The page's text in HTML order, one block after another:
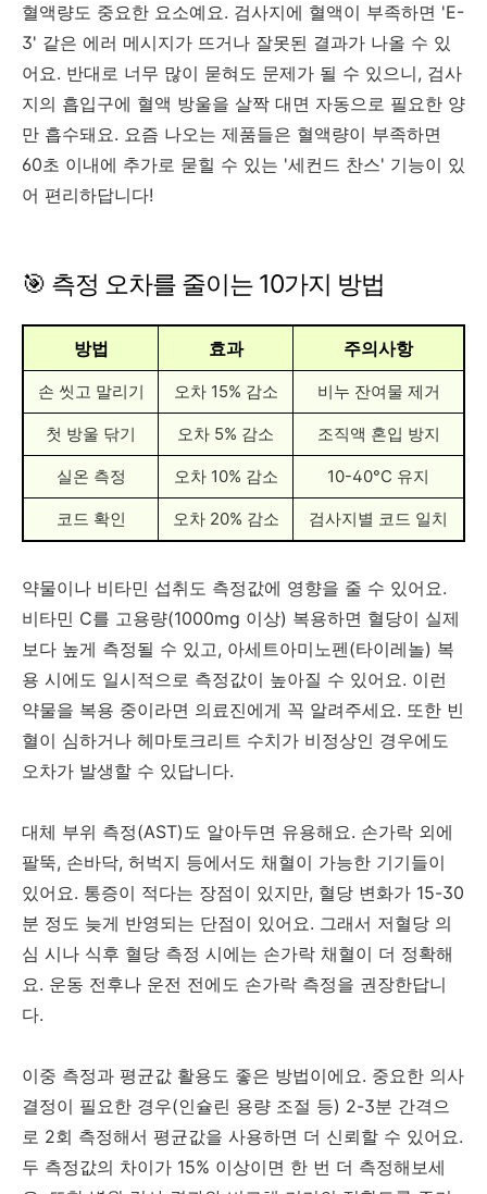
혈액량도 중요한 요소예요. 검사지에 혈액이 부족하면 'E-
3' 같은 에러 메시지가 뜨거나 잘못된 결과가 나올 수 있
어요. 반대로 너무 많이 묻혀도 문제가 될 수 있으니, 검사
지의 흡입구에 혈액 방울을 살짝 대면 자동으로 필요한 양
만 흡수돼요. 요즘 나오는 제품들은 혈액량이 부족하면
60초 이내에 추가로 묻힐 수 있는 '세컨드 찬스' 기능이 있
어 편리하답니다!
🎯 측정 오차를 줄이는 10가지 방법
방법 효과 주의사항
손 씻고 말리기 오차 15% 감소 비누 잔여물 제거
첫 방울 닦기 오차 5% 감소 조직액 혼입 방지
실온 측정 오차 10% 감소 10-40°C 유지
코드 확인 오차 20% 감소 검사지별 코드 일치
약물이나 비타민 섭취도 측정값에 영향을 줄 수 있어요.
비타민 C를 고용량(1000mg 이상) 복용하면 혈당이 실제
보다 높게 측정될 수 있고, 아세트아미노펜(타이레놀) 복
용 시에도 일시적으로 측정값이 높아질 수 있어요. 이런
약물을 복용 중이라면 의료진에게 꼭 알려주세요. 또한 빈
혈이 심하거나 헤마토크리트 수치가 비정상인 경우에도
오차가 발생할 수 있답니다.
대체 부위 측정(AST)도 알아두면 유용해요. 손가락 외에
팔뚝, 손바닥, 허벅지 등에서도 채혈이 가능한 기기들이
있어요. 통증이 적다는 장점이 있지만, 혈당 변화가 15-30
분 정도 늦게 반영되는 단점이 있어요. 그래서 저혈당 의
심 시나 식후 혈당 측정 시에는 손가락 채혈이 더 정확해
요. 운동 전후나 운전 전에도 손가락 측정을 권장한답니
다.
이중 측정과 평균값 활용도 좋은 방법이에요. 중요한 의사
결정이 필요한 경우(인슐린 용량 조절 등) 2-3분 간격으
로 2회 측정해서 평균값을 사용하면 더 신뢰할 수 있어요.
두 측정값의 차이가 15% 이상이면 한 번 더 측정해보세